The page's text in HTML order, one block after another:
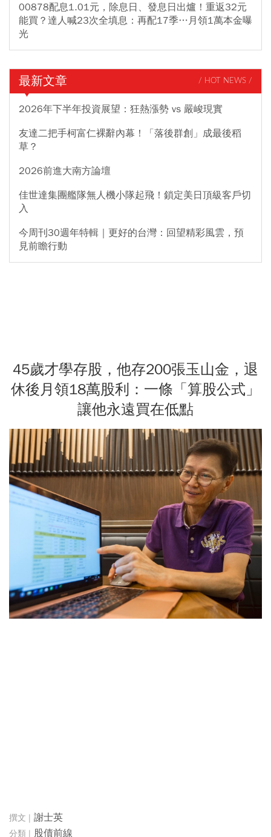
00878配息1.01元，除息日、發息日出爐！重返32元
能買？達人喊23次全填息：再配17季…月領1萬本金曝
光
最新文章 / HOT NEWS /
2026年下半年投資展望：狂熱漲勢 vs 嚴峻現實
友達二把手柯富仁裸辭內幕！「落後群創」成最後稻
草？
2026前進大南方論壇
佳世達集團艦隊無人機小隊起飛！鎖定美日頂級客戶切
入
今周刊30週年特輯｜更好的台灣：回望精彩風雲，預
見前瞻行動
45歲才學存股，他存200張玉山金，退
休後月領18萬股利：一條「算股公式」
讓他永遠買在低點
謝士英
股債前線